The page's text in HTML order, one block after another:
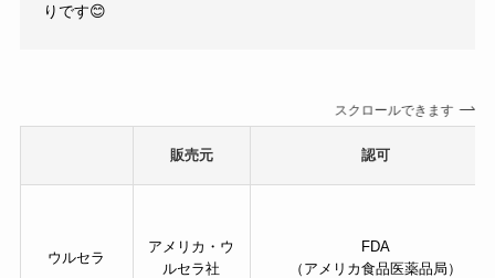
りです😊
スクロールできます
販売元 認可
ウルセラ
アメリカ・ウ
ルセラ社
FDA
（アメリカ食品医薬品局）